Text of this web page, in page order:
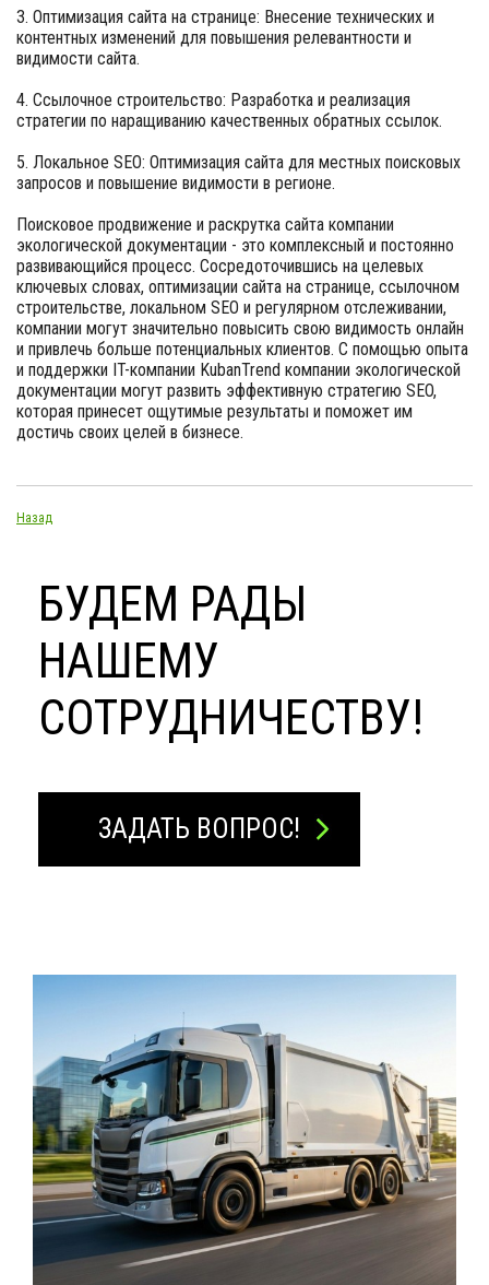
3. Оптимизация сайта на странице: Внесение технических и
контентных изменений для повышения релевантности и
видимости сайта.
4. Ссылочное строительство: Разработка и реализация
стратегии по наращиванию качественных обратных ссылок.
5. Локальное SEO: Оптимизация сайта для местных поисковых
запросов и повышение видимости в регионе.
Поисковое продвижение и раскрутка сайта компании
экологической документации - это комплексный и постоянно
развивающийся процесс. Сосредоточившись на целевых
ключевых словах, оптимизации сайта на странице, ссылочном
строительстве, локальном SEO и регулярном отслеживании,
компании могут значительно повысить свою видимость онлайн
и привлечь больше потенциальных клиентов. С помощью опыта
и поддержки IT-компании KubanTrend компании экологической
документации могут развить эффективную стратегию SEO,
которая принесет ощутимые результаты и поможет им
достичь своих целей в бизнесе.
Назад
БУДЕМ РАДЫ
НАШЕМУ
СОТРУДНИЧЕСТВУ!
ЗАДАТЬ ВОПРОС!